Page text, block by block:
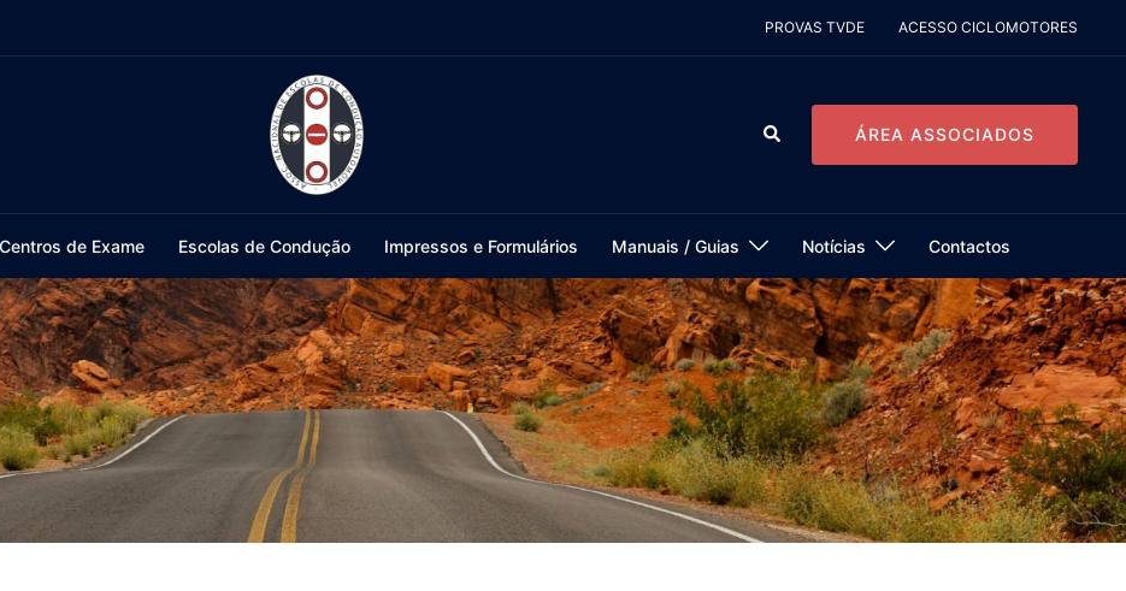
PROVAS TVDE ACESSO CICLOMOTORES
Pesquisar ÁREA ASSOCIADOS
Centros de Exame Escolas de Condução Impressos e Formulários Manuais / Guias Notícias Contactos